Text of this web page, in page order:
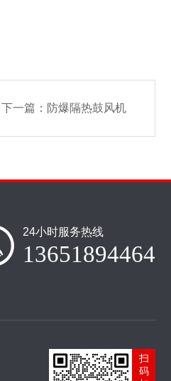
下一篇： 防爆隔热鼓风机
24小时服务热线
13651894464
扫
码